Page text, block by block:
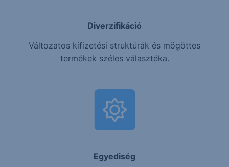
Diverzifikáció
Változatos kifizetési struktúrák és mögöttes
termékek széles választéka.
Egyediség